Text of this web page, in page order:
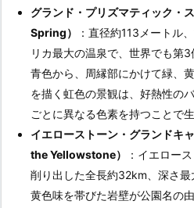
グランド・プリズマティック
Spring）
：直径約113メートル
リカ最大の温泉で、世界でも第
青色から、周縁部にかけて緑、
を描く虹色の景観は、好熱性の
ごとに異なる色素を持つことで
イエローストーン・グランドキ
the Yellowstone）
：イエロー
削り出した全長約32km、深さ最
黄色味を帯びた岩壁が公園名の